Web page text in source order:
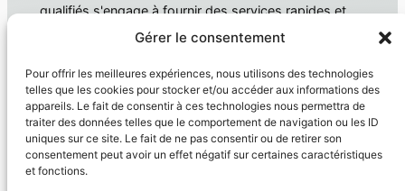
Gérer le consentement
Pour offrir les meilleures expériences, nous utilisons des technologies
telles que les cookies pour stocker et/ou accéder aux informations des
appareils. Le fait de consentir à ces technologies nous permettra de
traiter des données telles que le comportement de navigation ou les ID
uniques sur ce site. Le fait de ne pas consentir ou de retirer son
consentement peut avoir un effet négatif sur certaines caractéristiques
et fonctions.
qualifiés s'engage à fournir des services rapides et
fiables. Électricien Le Grau-du-Roi
À propos
Domotique
Électricien
Produit
Confidentialité
Politique de confidentialité
Conditions générales
Nous contacter
Réseaux sociaux